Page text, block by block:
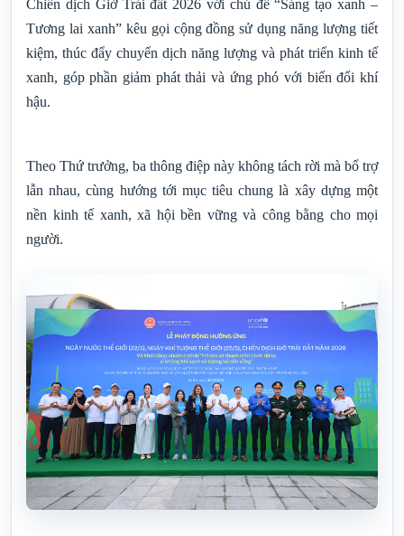
Chiến dịch Giờ Trái đất 2026 với chủ đề “Sáng tạo xanh –
Tương lai xanh” kêu gọi cộng đồng sử dụng năng lượng tiết
kiệm, thúc đẩy chuyển dịch năng lượng và phát triển kinh tế
xanh, góp phần giảm phát thải và ứng phó với biến đổi khí
hậu.
Theo Thứ trưởng, ba thông điệp này không tách rời mà bổ trợ
lẫn nhau, cùng hướng tới mục tiêu chung là xây dựng một
nền kinh tế xanh, xã hội bền vững và công bằng cho mọi
người.